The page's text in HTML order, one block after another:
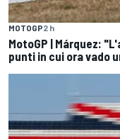
MOTOGP2 h
MotoGP | Márquez:
punti in cui ora vado